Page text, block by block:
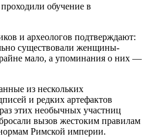
обучение в
и археологов подтверждают:
существовали женщины-
мало, а упоминания о них —
из нескольких
и редких артефактов
этих необычных участниц
вызов жестоким правилам
Римской империи.